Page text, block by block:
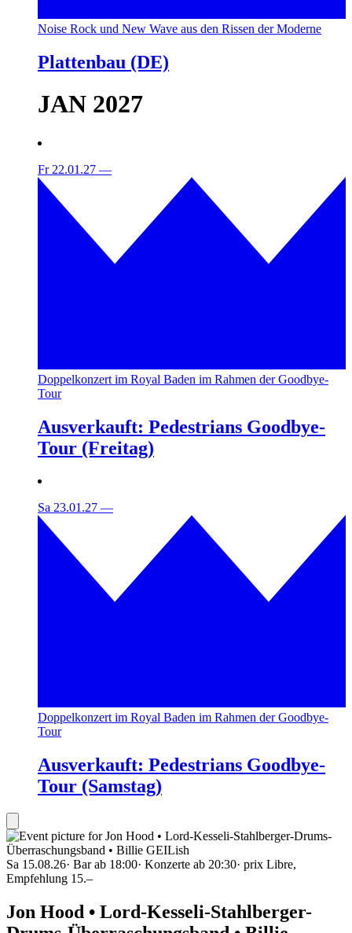
Noise Rock und New Wave aus den Rissen der Moderne
Plattenbau (DE)
JAN 2027
Fr 22.01.27 —
Doppelkonzert im Royal Baden im Rahmen der Goodbye-
Tour
Ausverkauft: Pedestrians Goodbye-
Tour (Freitag)
Sa 23.01.27 —
Doppelkonzert im Royal Baden im Rahmen der Goodbye-
Tour
Ausverkauft: Pedestrians Goodbye-
Tour (Samstag)
Sa 15.08.26· Bar ab 18:00· Konzerte ab 20:30· prix Libre,
Empfehlung 15.–
Jon Hood • Lord-Kesseli-Stahlberger-